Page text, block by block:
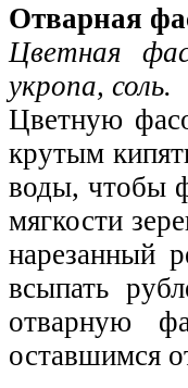
Отварная
Цветная
укропа, соль.
Цветную
крутым
воды, чтобы
мягкости
нарезанный
всыпать
отварную
оставшимся